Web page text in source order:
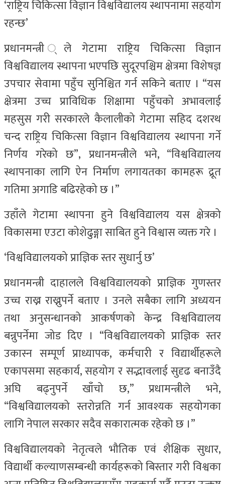
‘राष्ट्रिय चिकित्सा विज्ञान विश्वविद्यालय स्थापनामा सहयोग
रहन्छ’
प्रधानमन्त्री ्ले गेटामा राष्ट्रिय चिकित्सा विज्ञान
विश्वविद्यालय स्थापना भएपछि सुदूरपश्चिम क्षेत्रमा विशेषज्ञ
उपचार सेवामा पहुँच सुनिश्चित गर्न सकिने बताए । “यस
क्षेत्रमा उच्च प्राविधिक शिक्षामा पहुँचको अभावलाई
महसुस गरी सरकारले कैलालीको गेटामा सहिद दशरथ
चन्द राष्ट्रिय चिकित्सा विज्ञान विश्वविद्यालय स्थापना गर्ने
निर्णय गरेको छ”, प्रधानमन्त्रीले भने, “विश्वविद्यालय
स्थापनाका लागि ऐन निर्माण लगायतका कामहरू द्रूत
गतिमा अगाडि बढिरहेको छ ।”
उहाँले गेटामा स्थापना हुने विश्वविद्यालय यस क्षेत्रको
विकासमा एउटा कोशेढुङ्गा साबित हुने विश्वास व्यक्त गरे ।
‘विश्वविद्यालयको प्राज्ञिक स्तर सुधार्नु छ’
प्रधानमन्त्री दाहालले विश्वविद्यालयको प्राज्ञिक गुणस्तर
उच्च राख्न राख्नुपर्ने बताए । उनले सबैका लागि अध्ययन
तथा अनुसन्धानको आकर्षणको केन्द्र विश्वविद्यालय
बन्नुपर्नेमा जोड दिए । “विश्वविद्यालयको प्राज्ञिक स्तर
उकास्न सम्पूर्ण प्राध्यापक, कर्मचारी र विद्यार्थीहरूले
एकापसमा सहकार्य, सहयोग र सद्भावलाई सुदृढ बनाउँदै
अघि बढ्नुपर्ने खाँचो छ,” प्रधामन्त्रीले भने,
“विश्वविद्यालयको स्तरोन्नति गर्न आवश्यक सहयोगका
लागि नेपाल सरकार सदैव सकारात्मक रहेको छ ।”
विश्वविद्यालयको नेतृत्वले भौतिक एवं शैक्षिक सुधार,
विद्यार्थी कल्याणसम्बन्धी कार्यहरूको बिस्तार गरी विश्वका